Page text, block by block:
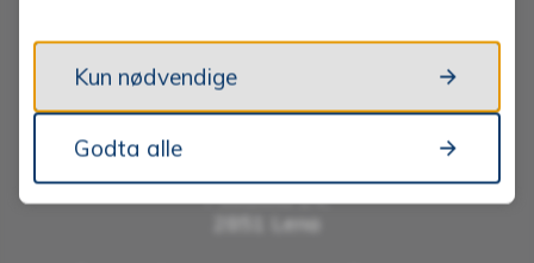
Skriv til oss
ØSTRE TOTEN KOMMUNE
2851 Lena
Kun nødvendige
Godta alle